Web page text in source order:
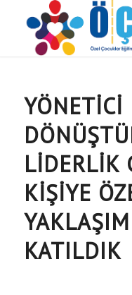
YÖNETICI
LIDERLIK
KIŞIYE
KATILDIK